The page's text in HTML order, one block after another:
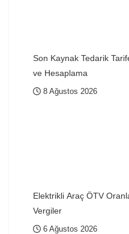
Son Kaynak Tedarik
ve Hesaplama
8 Ağustos 2026
Elektrikli Araç ÖTV
Vergiler
6 Ağustos 2026